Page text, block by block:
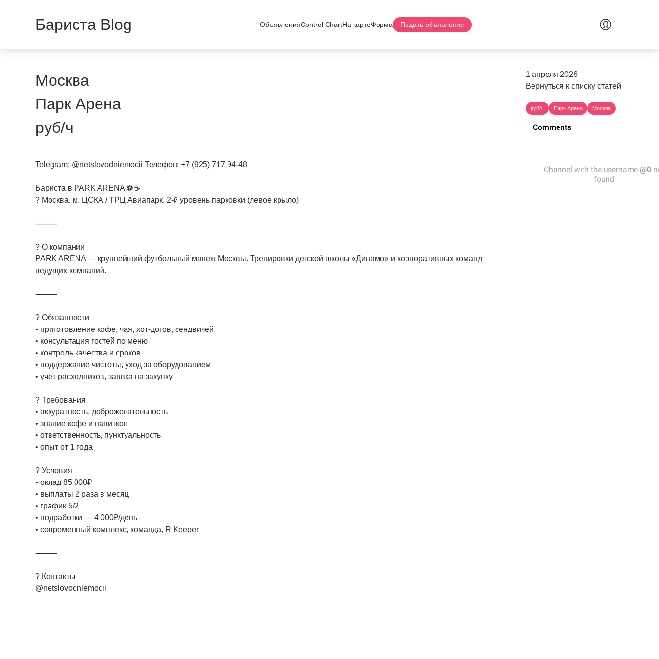
Бариста Blog ОбъявленияControl ChartНа картеФорма Подать объявление
Москва
Парк Арена
руб/ч
Telegram: @netslovodniemocii Телефон: +7 (925) 717 94-48
Бариста в PARK ARENA ⚽️☕️
? Москва, м. ЦСКА / ТРЦ Авиапарк, 2-й уровень парковки (левое крыло)
⸻
? О компании
PARK ARENA — крупнейший футбольный манеж Москвы. Тренировки детской школы «Динамо» и корпоративных команд
ведущих компаний.
⸻
? Обязанности
• приготовление кофе, чая, хот-догов, сендвичей
• консультация гостей по меню
• контроль качества и сроков
• поддержание чистоты, уход за оборудованием
• учёт расходников, заявка на закупку
? Требования
• аккуратность, доброжелательность
• знание кофе и напитков
• ответственность, пунктуальность
• опыт от 1 года
? Условия
• оклад 85 000₽
• выплаты 2 раза в месяц
• график 5/2
• подработки — 4 000₽/день
• современный комплекс, команда, R Keeper
⸻
? Контакты
@netslovodniemocii
1 апреля 2026
Вернуться к списку статей
руб/ч Парк Арена Москва